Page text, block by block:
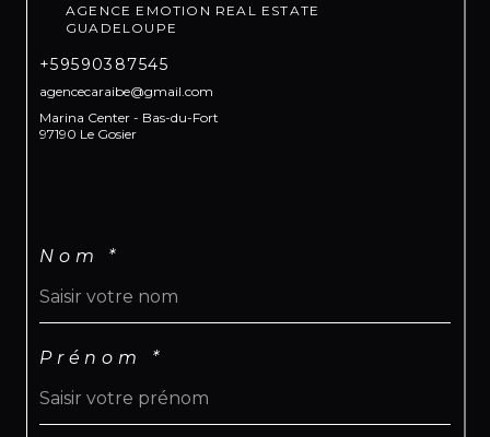
AGENCE EMOTION REAL ESTATE
GUADELOUPE
+59590387545
agencecaraibe@gmail.com
Marina Center - Bas-du-Fort
97190 Le Gosier
Nom *
Prénom *